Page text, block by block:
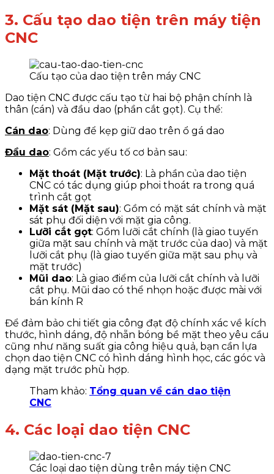
3. Cấu tạo dao tiện trên máy tiện
CNC
Cấu tạo của dao tiện trên máy CNC
Dao tiện CNC được cấu tạo từ hai bộ phận chính là
thân (cán) và đầu dao (phần cắt gọt). Cụ thể:
Cán dao: Dùng để kẹp giữ dao trên ổ gá dao
Đầu dao: Gồm các yếu tố cơ bản sau:
Mặt thoát (Mặt trước): Là phần của dao tiện
CNC có tác dụng giúp phoi thoát ra trong quá
trình cắt gọt
Mặt sát (Mặt sau): Gồm có mặt sát chính và mặt
sát phụ đối diện với mặt gia công.
Lưỡi cắt gọt: Gồm lưỡi cắt chính (là giao tuyến
giữa mặt sau chính và mặt trước của dao) và mặt
lưỡi cắt phụ (là giao tuyến giữa mặt sau phụ và
mặt trước)
Mũi dao: Là giao điểm của lưỡi cắt chính và lưỡi
cắt phụ. Mũi dao có thể nhọn hoặc được mài với
bán kính R
Để đảm bảo chi tiết gia công đạt độ chính xác về kích
thước, hình dáng, độ nhẵn bóng bề mặt theo yêu cầu
cũng như năng suất gia công hiệu quả, bạn cần lựa
chọn dao tiện CNC có hình dáng hình học, các góc và
dạng mặt trước phù hợp.
Tham khảo: Tổng quan về cán dao tiện
CNC
4. Các loại dao tiện CNC
Các loại dao tiện dùng trên máy tiện CNC